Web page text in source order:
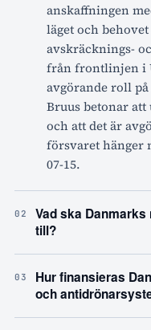
anskaffningen
läget och
avskräcknings-
från frontlinjen i
avgörande roll
Bruus betonar
och att det är
försvaret hänger
07-15.
02
Vad ska
till?
03
Hur finansieras
och